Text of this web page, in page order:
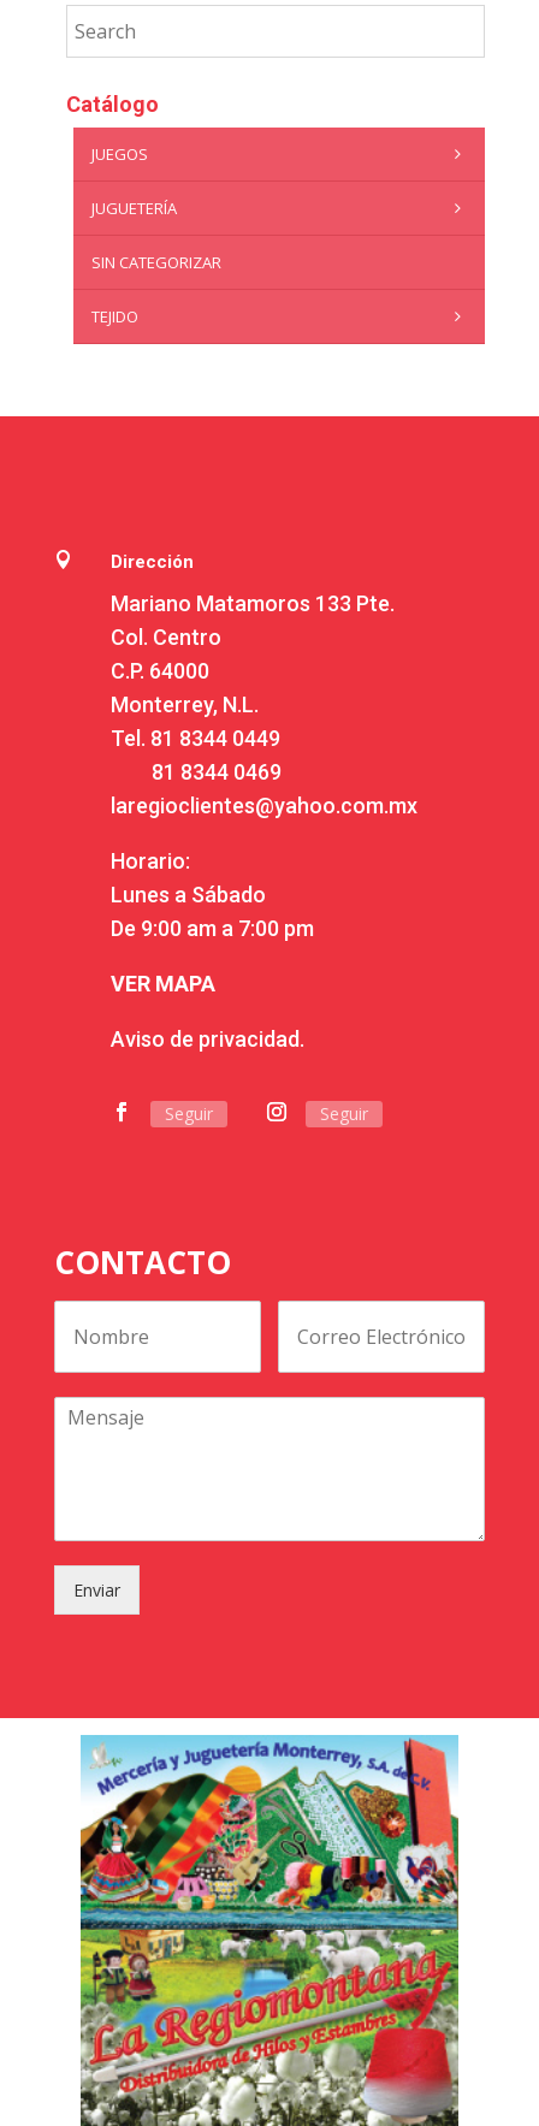
Catálogo
JUEGOS
JUGUETERÍA
SIN CATEGORIZAR
TEJIDO
 Dirección
Mariano Matamoros 133 Pte.
Col. Centro
C.P. 64000
Monterrey, N.L.
Tel. 81 8344 0449
81 8344 0469
laregioclientes@yahoo.com.mx
Horario:
Lunes a Sábado
De 9:00 am a 7:00 pm
VER MAPA
Aviso de privacidad.
Seguir Seguir
CONTACTO
Enviar